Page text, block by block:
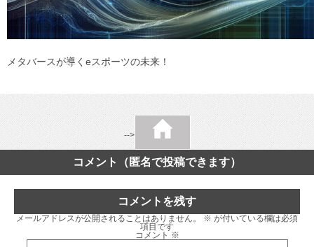
メタバースが導くeスポーツの未来！
-->
コメント（匿名で投稿できます）
コメントを残す
メールアドレスが公開されることはありません。 ※ が付いている欄は必須
項目です
コメント ※